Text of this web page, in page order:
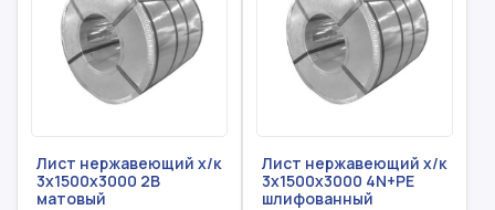
Лист нержавеющий х/к
3x1500x3000 2B
матовый
Лист нержавеющий х/к
3x1500x3000 4N+PE
шлифованный